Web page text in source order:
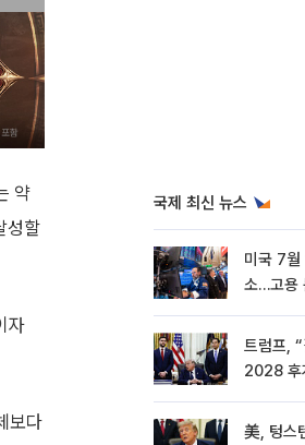
약
성할
자
보다
국제 최신 뉴스
미국 7
소…고용
트럼프,
2028 후
美, 텅스